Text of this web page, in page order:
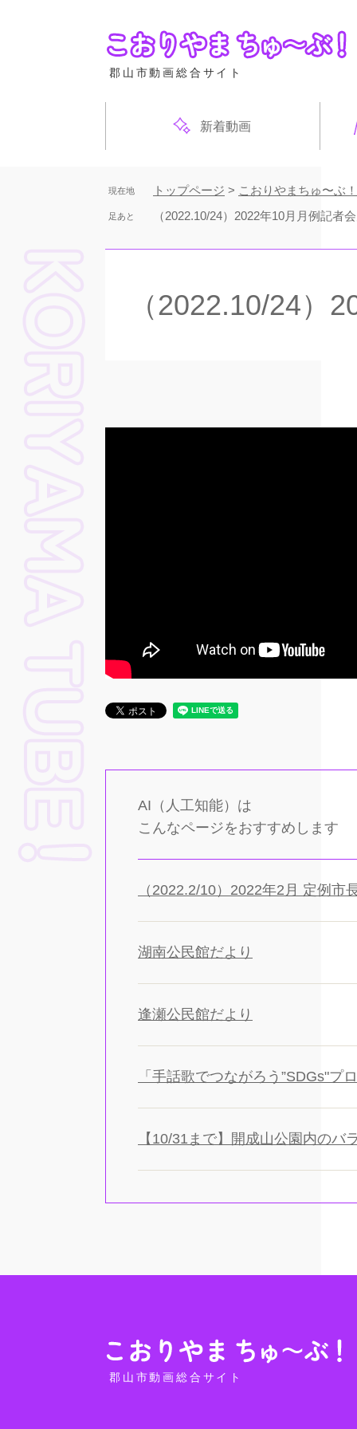
郡山市動画総合サイト
新着動画
現在地 トップページ > こおりやまちゅ〜ぶ！
足あと （2022.10/24）2022年10月月例記者
（2022.10/24）
AI（人工知能）は
こんなページをおすすめします
（2022.2/10）2022年2月 定例市
湖南公民館だより
逢瀬公民館だより
「手話歌でつながろう”SDGs"プ
【10/31まで】開成山公園内の
郡山市動画総合サイト